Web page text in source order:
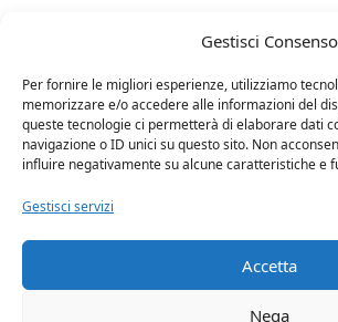
Gestisci Consenso
Per fornire le migliori esperienze, utilizziamo
memorizzare e/o accedere alle informazioni del
queste tecnologie ci permetterà di elaborare dati
navigazione o ID unici su questo sito. Non
influire negativamente su alcune caratteristiche e
Gestisci servizi
Accetta
Nega